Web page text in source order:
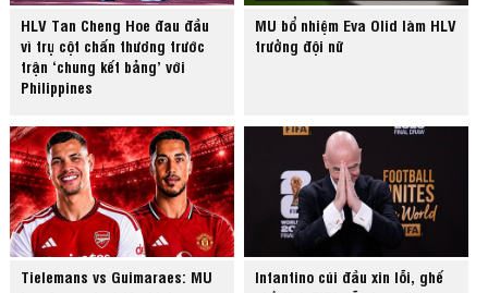
HLV Tan Cheng Hoe đau đầu
vì trụ cột chấn thương trước
trận ‘chung kết bảng’ với
Philippines
MU bổ nhiệm Eva Olid làm HLV
trưởng đội nữ
Tielemans vs Guimaraes: MU
Infantino cúi đầu xin lỗi, ghế